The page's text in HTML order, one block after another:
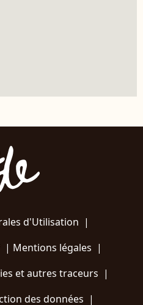
d'Utilisation |
| Mentions légales |
et autres traceurs |
des données |